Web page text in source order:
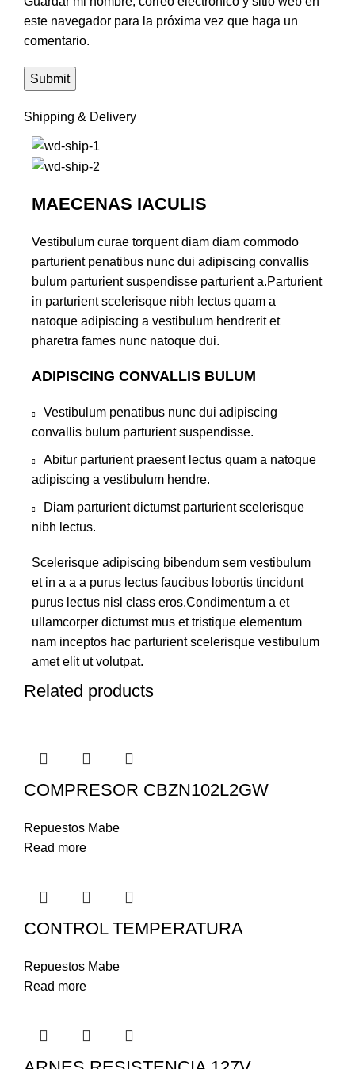
este navegador para la próxima vez que haga un
comentario.
Shipping & Delivery
MAECENAS IACULIS
Vestibulum curae torquent diam diam commodo
parturient penatibus nunc dui adipiscing convallis
bulum parturient suspendisse parturient a.Parturient
in parturient scelerisque nibh lectus quam a
natoque adipiscing a vestibulum hendrerit et
pharetra fames nunc natoque dui.
ADIPISCING CONVALLIS BULUM
Vestibulum penatibus nunc dui adipiscing
convallis bulum parturient suspendisse.
Abitur parturient praesent lectus quam a natoque
adipiscing a vestibulum hendre.
Diam parturient dictumst parturient scelerisque
nibh lectus.
Scelerisque adipiscing bibendum sem vestibulum
et in a a a purus lectus faucibus lobortis tincidunt
purus lectus nisl class eros.Condimentum a et
ullamcorper dictumst mus et tristique elementum
nam inceptos hac parturient scelerisque vestibulum
amet elit ut volutpat.
Related products
COMPRESOR CBZN102L2GW
Repuestos Mabe
Read more
CONTROL TEMPERATURA
Repuestos Mabe
Read more